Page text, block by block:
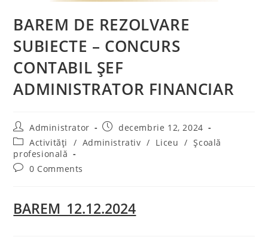
BAREM DE REZOLVARE
SUBIECTE – CONCURS
CONTABIL ȘEF
ADMINISTRATOR FINANCIAR
Post
author:
Administrator
Post
published:
decembrie 12, 2024
Post
category:
Activități / Administrativ / Liceu / Școală
profesională
Post0 Comments
BAREM_12.12.2024